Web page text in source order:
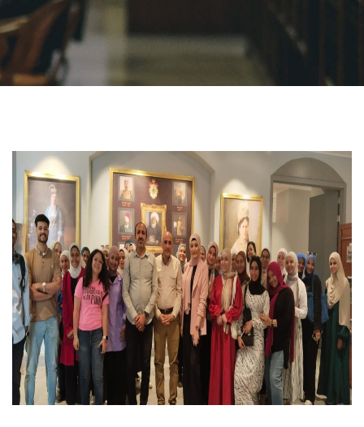
المراكز والوحدات
الأنظمة الذكية
تواصل معنا
الطلاب
هيئة التدريس
الدراسات العليا
الخريجين
الموظفون